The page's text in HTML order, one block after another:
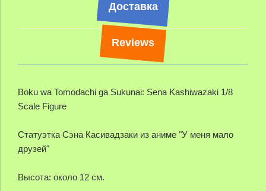
Доставка
Reviews
Boku wa Tomodachi ga Sukunai: Sena Kashiwazaki 1/8
Scale Figure
Статуэтка Сэна Касивадзаки из аниме "У меня мало
друзей"
Высота: около 12 см.